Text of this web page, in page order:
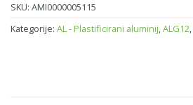
SKU: AMI0000005115
Kategorije: AL - Plastificirani aluminij,ALG12,